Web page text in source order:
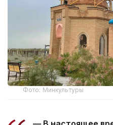
Фото: Минкультуры